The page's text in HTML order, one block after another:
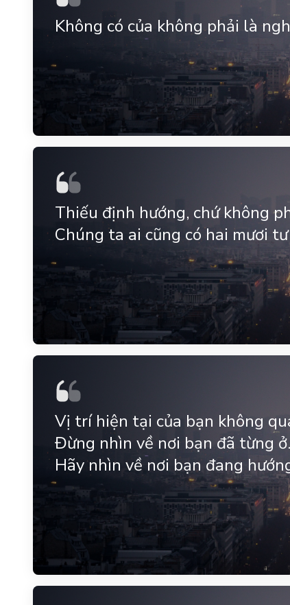
Không có của không phải là
Thiếu định hướng, chứ không
Chúng ta ai cũng có hai mươi
Vị trí hiện tại của bạn không
Đừng nhìn về nơi bạn đã từng ở.
Hãy nhìn về nơi bạn đang